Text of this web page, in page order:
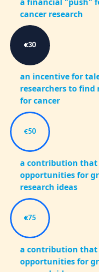
cancer research
€30
an incentive for
researchers to find
for cancer
€50
a contribution that
opportunities for
research ideas
€75
a contribution that
opportunities for